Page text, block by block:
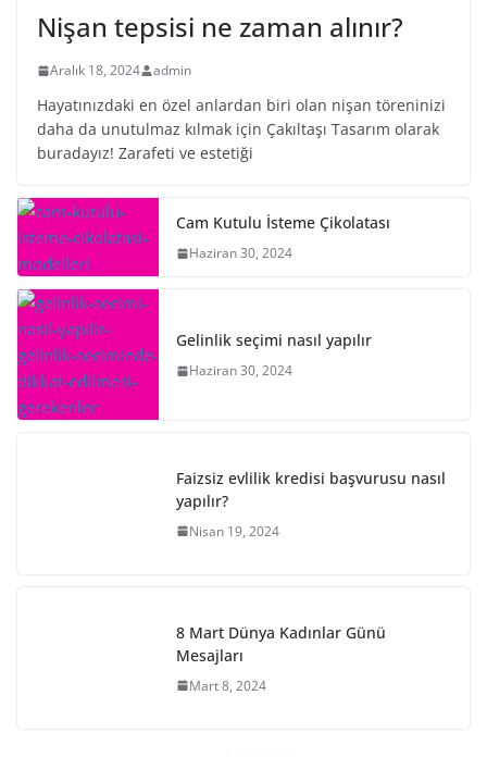
Nişan tepsisi ne zaman alınır?
Aralık 18, 2024 admin
Hayatınızdaki en özel anlardan biri olan nişan töreninizi
daha da unutulmaz kılmak için Çakıltaşı Tasarım olarak
buradayız! Zarafeti ve estetiği
Cam Kutulu İsteme Çikolatası
Haziran 30, 2024
Gelinlik seçimi nasıl yapılır
Haziran 30, 2024
Faizsiz evlilik kredisi başvurusu nasıl
yapılır?
Nisan 19, 2024
8 Mart Dünya Kadınlar Günü
Mesajları
Mart 8, 2024